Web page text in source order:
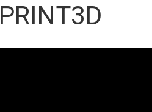
PRINT3D